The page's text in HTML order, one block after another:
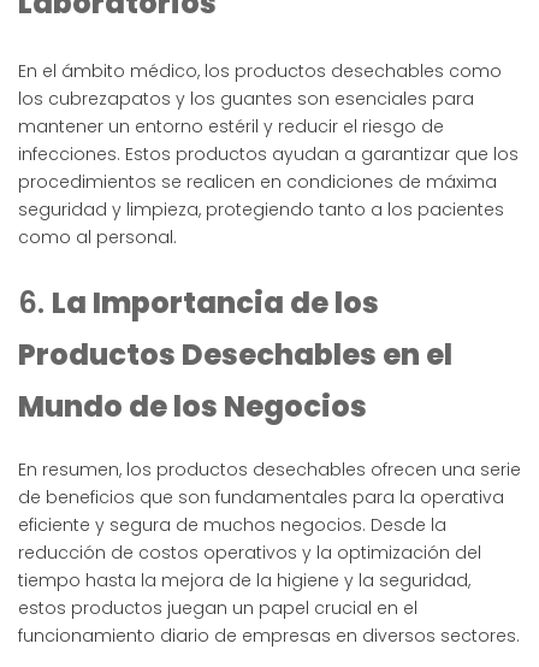
En el ámbito médico, los productos desechables como
los cubrezapatos y los guantes son esenciales para
mantener un entorno estéril y reducir el riesgo de
infecciones. Estos productos ayudan a garantizar que los
procedimientos se realicen en condiciones de máxima
seguridad y limpieza, protegiendo tanto a los pacientes
como al personal.
6. La Importancia de los
Productos Desechables en el
Mundo de los Negocios
En resumen, los productos desechables ofrecen una serie
de beneficios que son fundamentales para la operativa
eficiente y segura de muchos negocios. Desde la
reducción de costos operativos y la optimización del
tiempo hasta la mejora de la higiene y la seguridad,
estos productos juegan un papel crucial en el
funcionamiento diario de empresas en diversos sectores.